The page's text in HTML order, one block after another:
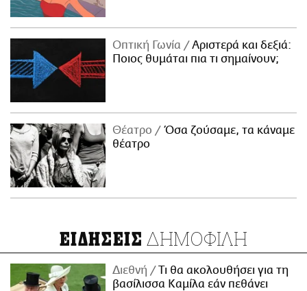
Οπτική Γωνία
Αριστερά και δεξιά:
Ποιος θυμάται πια τι σημαίνουν;
Θέατρο
Όσα ζούσαμε, τα κάναμε
θέατρο
ΕΙΔΗΣΕΙΣ ΔΗΜΟΦΙΛΗ
Διεθνή
Τι θα ακολουθήσει για τη
βασίλισσα Καμίλα εάν πεθάνει